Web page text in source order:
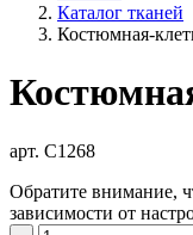
Каталог тканей
Костюмная-
арт. С1268
Обратите внимание,
зависимости от